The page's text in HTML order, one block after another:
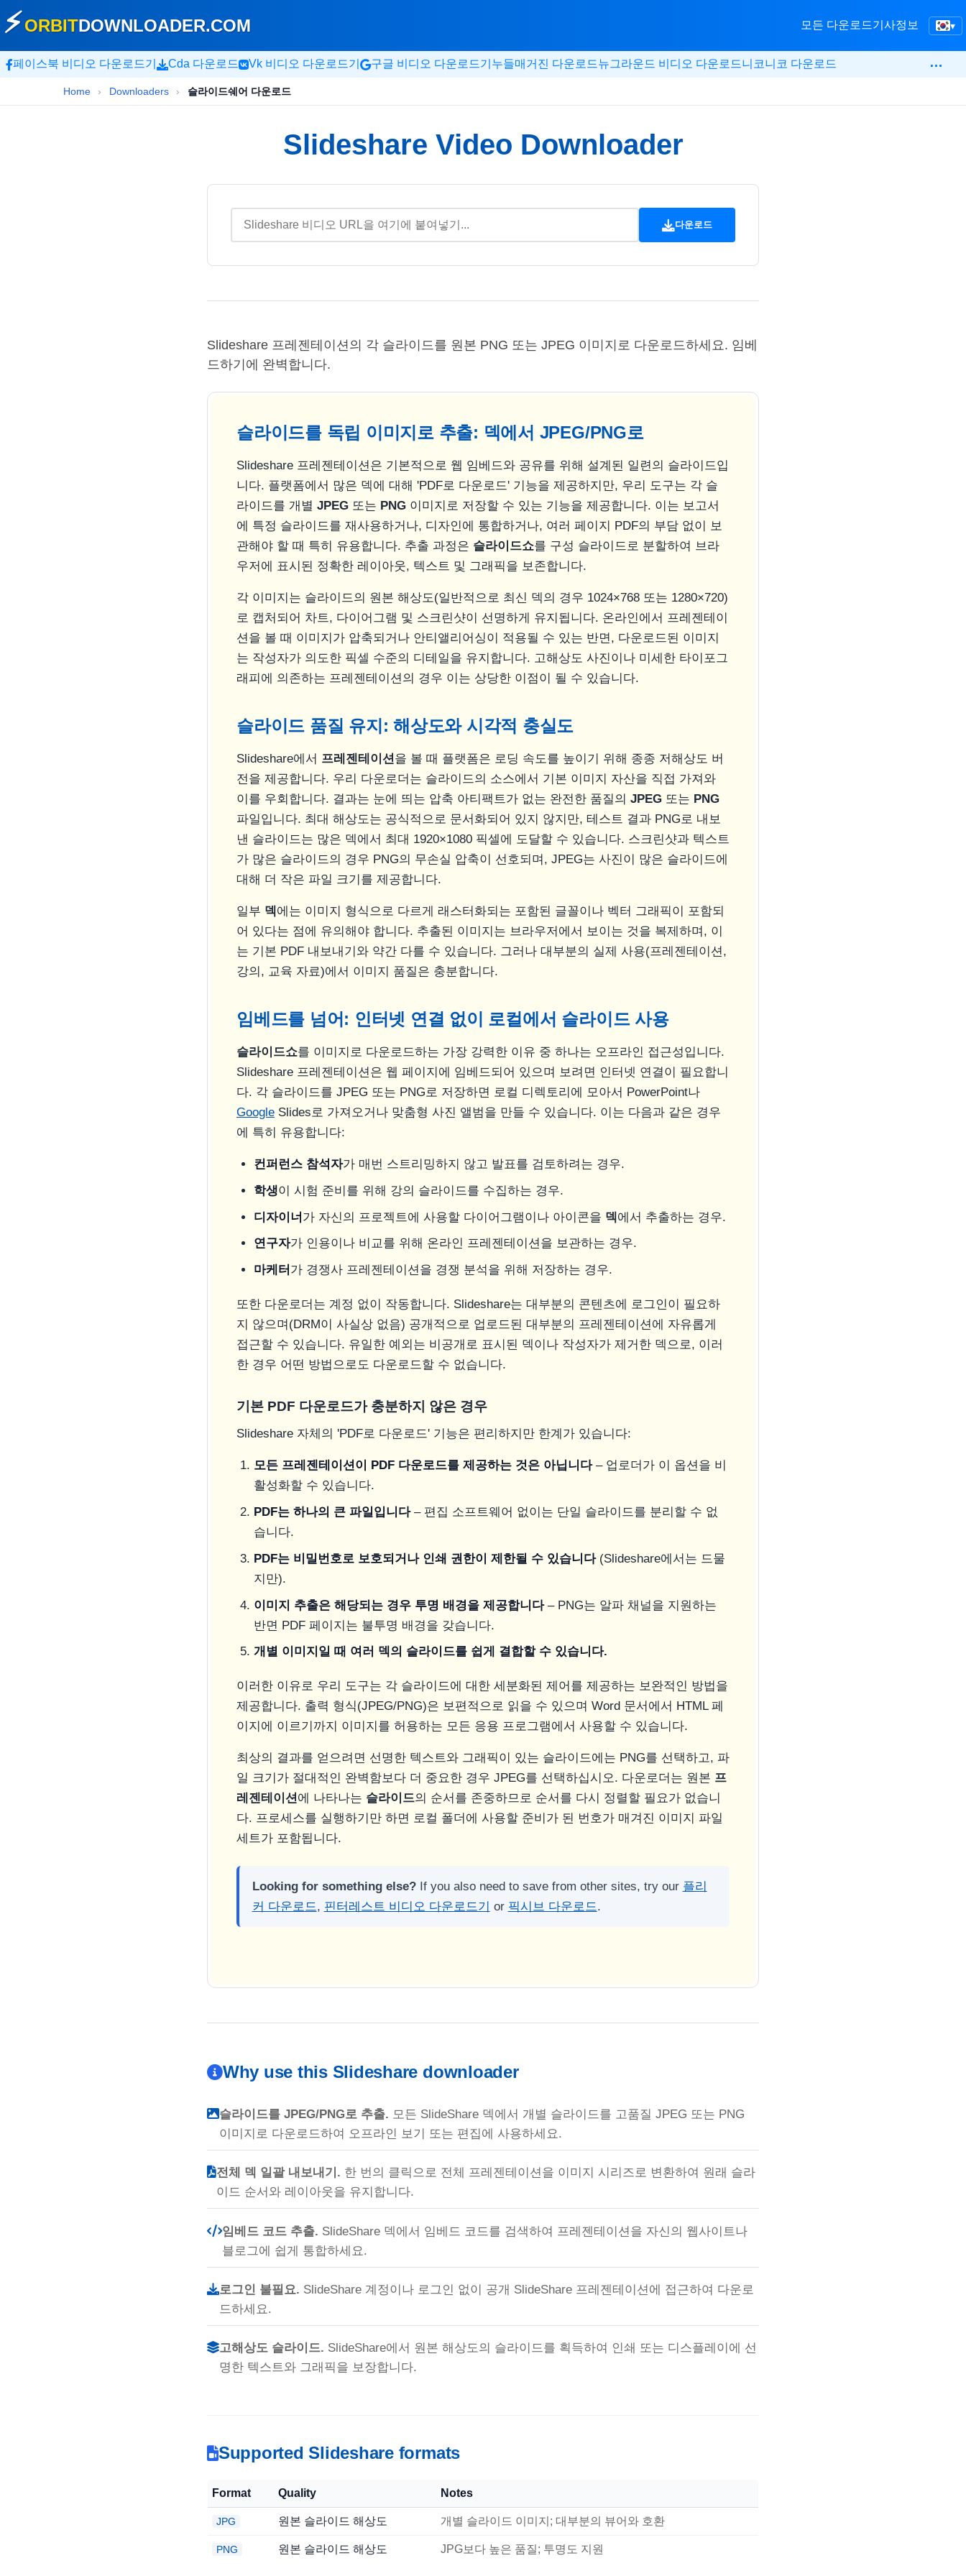
▾
⚡ORBITDOWNLOADER.COM 모든 다운로드기사정보
페이스북 비디오 다운로드기 Cda 다운로드 Vk 비디오 다운로드기 구글 비디오 다운로드기 누들매거진 다운로드뉴그라운드 비디오 다운로드니코니코 다운로드 …
Home › Downloaders › 슬라이드쉐어 다운로드
Slideshare Video Downloader
다운로드
Slideshare 프레젠테이션의 각 슬라이드를 원본 PNG 또는 JPEG 이미지로 다운로드하세요. 임베
드하기에 완벽합니다.
슬라이드를 독립 이미지로 추출: 덱에서 JPEG/PNG로
Slideshare 프레젠테이션은 기본적으로 웹 임베드와 공유를 위해 설계된 일련의 슬라이드입
니다. 플랫폼에서 많은 덱에 대해 'PDF로 다운로드' 기능을 제공하지만, 우리 도구는 각 슬
라이드를 개별 JPEG 또는 PNG 이미지로 저장할 수 있는 기능을 제공합니다. 이는 보고서
에 특정 슬라이드를 재사용하거나, 디자인에 통합하거나, 여러 페이지 PDF의 부담 없이 보
관해야 할 때 특히 유용합니다. 추출 과정은 슬라이드쇼를 구성 슬라이드로 분할하여 브라
우저에 표시된 정확한 레이아웃, 텍스트 및 그래픽을 보존합니다.
각 이미지는 슬라이드의 원본 해상도(일반적으로 최신 덱의 경우 1024×768 또는 1280×720)
로 캡처되어 차트, 다이어그램 및 스크린샷이 선명하게 유지됩니다. 온라인에서 프레젠테이
션을 볼 때 이미지가 압축되거나 안티앨리어싱이 적용될 수 있는 반면, 다운로드된 이미지
는 작성자가 의도한 픽셀 수준의 디테일을 유지합니다. 고해상도 사진이나 미세한 타이포그
래피에 의존하는 프레젠테이션의 경우 이는 상당한 이점이 될 수 있습니다.
슬라이드 품질 유지: 해상도와 시각적 충실도
Slideshare에서 프레젠테이션을 볼 때 플랫폼은 로딩 속도를 높이기 위해 종종 저해상도 버
전을 제공합니다. 우리 다운로더는 슬라이드의 소스에서 기본 이미지 자산을 직접 가져와
이를 우회합니다. 결과는 눈에 띄는 압축 아티팩트가 없는 완전한 품질의 JPEG 또는 PNG
파일입니다. 최대 해상도는 공식적으로 문서화되어 있지 않지만, 테스트 결과 PNG로 내보
낸 슬라이드는 많은 덱에서 최대 1920×1080 픽셀에 도달할 수 있습니다. 스크린샷과 텍스트
가 많은 슬라이드의 경우 PNG의 무손실 압축이 선호되며, JPEG는 사진이 많은 슬라이드에
대해 더 작은 파일 크기를 제공합니다.
일부 덱 에는 이미지 형식으로 다르게 래스터화되는 포함된 글꼴이나 벡터 그래픽이 포함되
어 있다는 점에 유의해야 합니다. 추출된 이미지는 브라우저에서 보이는 것을 복제하며, 이
는 기본 PDF 내보내기와 약간 다를 수 있습니다. 그러나 대부분의 실제 사용(프레젠테이션,
강의, 교육 자료)에서 이미지 품질은 충분합니다.
임베드를 넘어: 인터넷 연결 없이 로컬에서 슬라이드 사용
슬라이드쇼를 이미지로 다운로드하는 가장 강력한 이유 중 하나는 오프라인 접근성입니다.
Slideshare 프레젠테이션은 웹 페이지에 임베드되어 있으며 보려면 인터넷 연결이 필요합니
다. 각 슬라이드를 JPEG 또는 PNG로 저장하면 로컬 디렉토리에 모아서 PowerPoint나
Google Slides로 가져오거나 맞춤형 사진 앨범을 만들 수 있습니다. 이는 다음과 같은 경우
에 특히 유용합니다:
컨퍼런스 참석자가 매번 스트리밍하지 않고 발표를 검토하려는 경우.
학생이 시험 준비를 위해 강의 슬라이드를 수집하는 경우.
디자이너 가 자신의 프로젝트에 사용할 다이어그램이나 아이콘을 덱 에서 추출하는 경우.
연구자가 인용이나 비교를 위해 온라인 프레젠테이션을 보관하는 경우.
마케터 가 경쟁사 프레젠테이션을 경쟁 분석을 위해 저장하는 경우.
또한 다운로더는 계정 없이 작동합니다. Slideshare는 대부분의 콘텐츠에 로그인이 필요하
지 않으며(DRM이 사실상 없음) 공개적으로 업로드된 대부분의 프레젠테이션에 자유롭게
접근할 수 있습니다. 유일한 예외는 비공개로 표시된 덱이나 작성자가 제거한 덱으로, 이러
한 경우 어떤 방법으로도 다운로드할 수 없습니다.
기본 PDF 다운로드가 충분하지 않은 경우
Slideshare 자체의 'PDF로 다운로드' 기능은 편리하지만 한계가 있습니다:
모든 프레젠테이션이 PDF 다운로드를 제공하는 것은 아닙니다– 업로더가 이 옵션을 비
활성화할 수 있습니다.
PDF는 하나의 큰 파일입니다– 편집 소프트웨어 없이는 단일 슬라이드를 분리할 수 없
습니다.
PDF는 비밀번호로 보호되거나 인쇄 권한이 제한될 수 있습니다(Slideshare에서는 드물
지만).
이미지 추출은 해당되는 경우 투명 배경을 제공합니다– PNG는 알파 채널을 지원하는
반면 PDF 페이지는 불투명 배경을 갖습니다.
개별 이미지일 때 여러 덱의 슬라이드를 쉽게 결합할 수 있습니다.
이러한 이유로 우리 도구는 각 슬라이드에 대한 세분화된 제어를 제공하는 보완적인 방법을
제공합니다. 출력 형식(JPEG/PNG)은 보편적으로 읽을 수 있으며 Word 문서에서 HTML 페
이지에 이르기까지 이미지를 허용하는 모든 응용 프로그램에서 사용할 수 있습니다.
최상의 결과를 얻으려면 선명한 텍스트와 그래픽이 있는 슬라이드에는 PNG를 선택하고, 파
일 크기가 절대적인 완벽함보다 더 중요한 경우 JPEG를 선택하십시오. 다운로더는 원본 프
레젠테이션에 나타나는 슬라이드의 순서를 존중하므로 순서를 다시 정렬할 필요가 없습니
다. 프로세스를 실행하기만 하면 로컬 폴더에 사용할 준비가 된 번호가 매겨진 이미지 파일
세트가 포함됩니다.
Looking for something else?If you also need to save from other sites, try our 플리
커 다운로드, 핀터레스트 비디오 다운로드기 or 픽시브 다운로드.
Why use this Slideshare downloader
슬라이드를 JPEG/PNG로 추출. 모든 SlideShare 덱에서 개별 슬라이드를 고품질 JPEG 또는 PNG
이미지로 다운로드하여 오프라인 보기 또는 편집에 사용하세요.
전체 덱 일괄 내보내기. 한 번의 클릭으로 전체 프레젠테이션을 이미지 시리즈로 변환하여 원래 슬라
이드 순서와 레이아웃을 유지합니다.
임베드 코드 추출. SlideShare 덱에서 임베드 코드를 검색하여 프레젠테이션을 자신의 웹사이트나
블로그에 쉽게 통합하세요.
로그인 불필요. SlideShare 계정이나 로그인 없이 공개 SlideShare 프레젠테이션에 접근하여 다운로
드하세요.
고해상도 슬라이드. SlideShare에서 원본 해상도의 슬라이드를 획득하여 인쇄 또는 디스플레이에 선
명한 텍스트와 그래픽을 보장합니다.
Supported Slideshare formats
Format Quality Notes
JPG 원본 슬라이드 해상도 개별 슬라이드 이미지; 대부분의 뷰어와 호환
PNG 원본 슬라이드 해상도 JPG보다 높은 품질; 투명도 지원